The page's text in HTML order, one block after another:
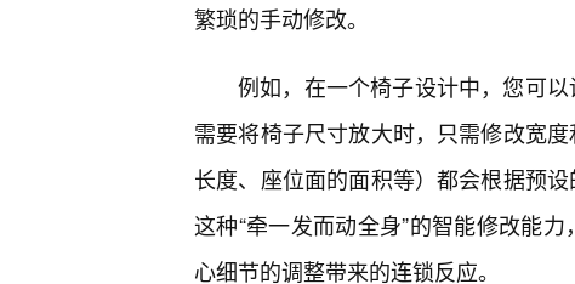
繁琐的手动修改。
例如，在一个椅子设计中，您可
需要将椅子尺寸放大时，只需修改宽
长度、座位面的面积等）都会根据预
这种“牵一发而动全身”的智能修改能
心细节的调整带来的连锁反应。